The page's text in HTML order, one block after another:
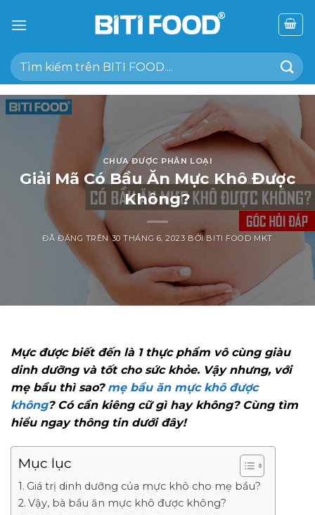
đến
dung
Tìm
kiếm:
CHƯA ĐƯỢC PHÂN LOẠI
Giải Mã Có Bầu Ăn Mực Khô Được
Không?
ĐÃ ĐĂNG TRÊN30 THÁNG 6, 2023 BỞIBITI FOOD MKT
Mực được biết đến là 1 thực phẩm vô cùng giàu
dinh dưỡng và tốt cho sức khỏe. Vậy nhưng, với
mẹ bầu thì sao? mẹ bầu ăn mực khô được
không? Có cần kiêng cữ gì hay không? Cùng tìm
hiểu ngay thông tin dưới đây!
Mục lục
Giá trị dinh dưỡng của mực khô cho mẹ bầu?
Vậy, bà bầu ăn mực khô được không?